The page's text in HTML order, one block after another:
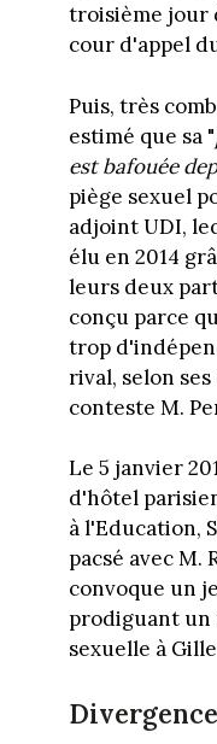
troisième jour
cour d'appel
Puis, très
estimé que sa "
est bafouée
piège sexuel
adjoint UDI,
élu en 2014
leurs deux
conçu parce
trop
rival, selon
conteste M.
Le 5 janvier
d'hôtel
à l'Education,
pacsé avec M.
convoque un
prodiguant un
sexuelle à